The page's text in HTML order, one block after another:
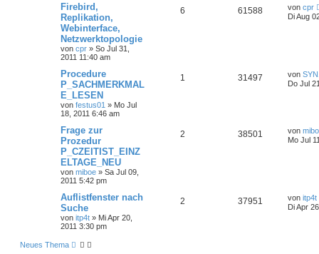
Firebird,
Replikation,
Webinterface,
Netzwerktopologie
von cpr » So Jul 31,
2011 11:40 am
6 61588 von cpr
Di Aug
Procedure
P_SACHMERKMAL
E_LESEN
von festus01 » Mo Jul
18, 2011 6:46 am
1 31497 von
Do Jul
Frage zur
Prozedur
P_CZEITIST_EINZ
ELTAGE_NEU
von miboe » Sa Jul 09,
2011 5:42 pm
2 38501 von
Mo Jul
Auflistfenster nach
Suche
von itp4t » Mi Apr 20,
2011 3:30 pm
2 37951 von itp4t
Di Apr
Neues Thema